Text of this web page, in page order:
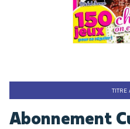
TITRE
Skip
to
Abonnement